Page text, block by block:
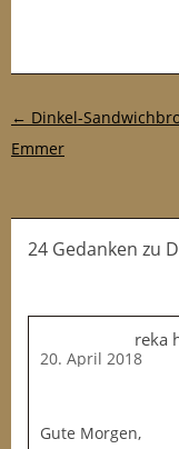
Post-Navigation
← Dinkel-
Emmer
24 Gedanken zu
reka
20. April 2018
Gute Morgen,